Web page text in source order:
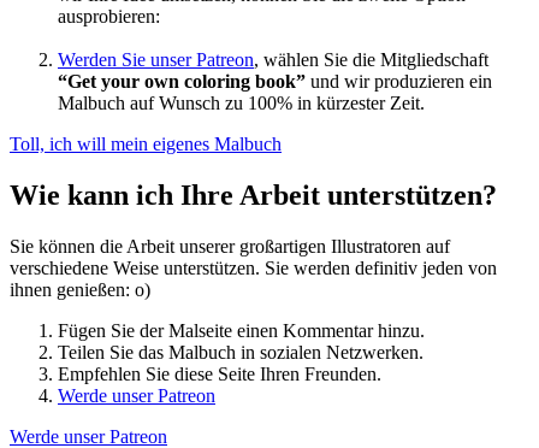
ausprobieren:
Werden Sie unser Patreon, wählen Sie die Mitgliedschaft
“Get your own coloring book” und wir produzieren ein
Malbuch auf Wunsch zu 100% in kürzester Zeit.
Toll, ich will mein eigenes Malbuch
Wie kann ich Ihre Arbeit unterstützen?
Sie können die Arbeit unserer großartigen Illustratoren auf
verschiedene Weise unterstützen. Sie werden definitiv jeden von
ihnen genießen: o)
Fügen Sie der Malseite einen Kommentar hinzu.
Teilen Sie das Malbuch in sozialen Netzwerken.
Empfehlen Sie diese Seite Ihren Freunden.
Werde unser Patreon
Werde unser Patreon